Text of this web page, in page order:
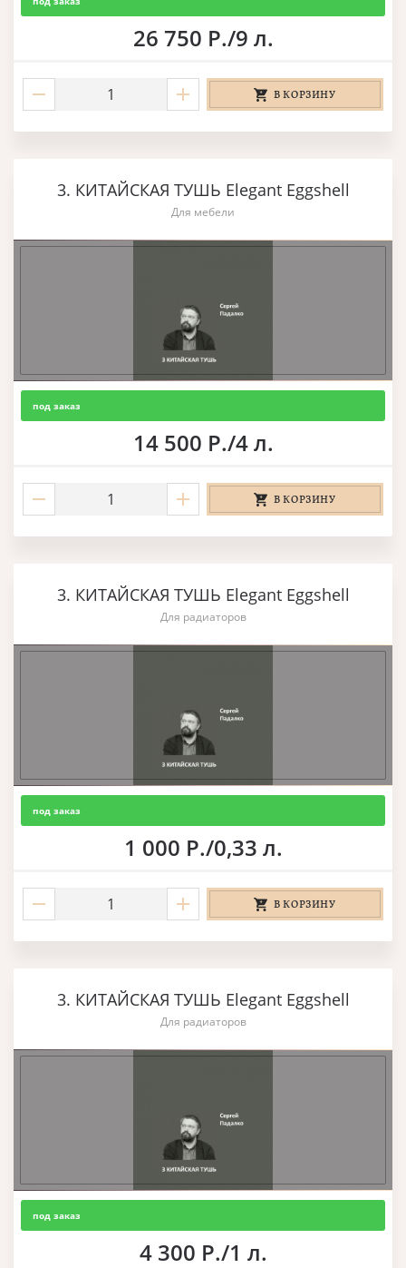
26 750 Р./9 л.
В КОРЗИНУ
3. КИТАЙСКАЯ ТУШЬ Elegant Eggshell
Для мебели
под заказ
14 500 Р./4 л.
В КОРЗИНУ
3. КИТАЙСКАЯ ТУШЬ Elegant Eggshell
Для радиаторов
под заказ
1 000 Р./0,33 л.
В КОРЗИНУ
3. КИТАЙСКАЯ ТУШЬ Elegant Eggshell
Для радиаторов
под заказ
4 300 Р./1 л.